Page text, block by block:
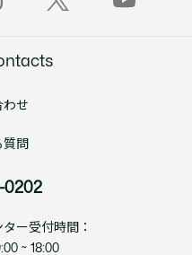
わせ
質問
0202
ー受付時間：
~ 18:00